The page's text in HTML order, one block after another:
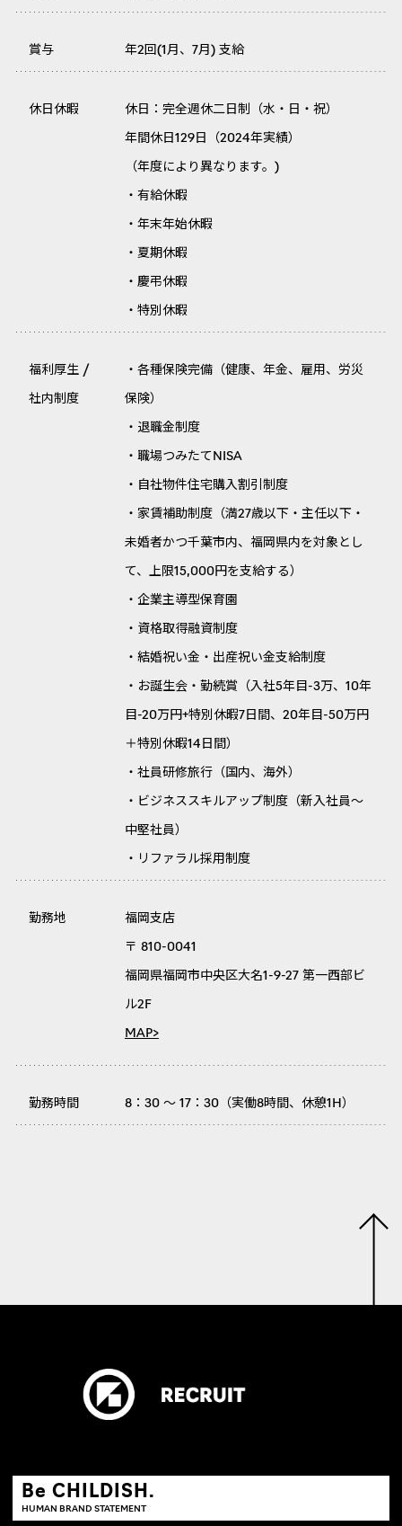
賞与 年2回(1月、7月) 支給
休日休暇 休日：完全週休二日制（水・日・祝）
年間休日129日（2024年実績）
（年度により異なります。)
・有給休暇
・年末年始休暇
・夏期休暇
・慶弔休暇
・特別休暇
福利厚生 /
社内制度
・各種保険完備（健康、年金、雇用、労災
保険）
・退職金制度
・職場つみたてNISA
・自社物件住宅購入割引制度
・家賃補助制度（満27歳以下・主任以下・
未婚者かつ千葉市内、福岡県内を対象とし
て、上限15,000円を支給する）
・企業主導型保育園
・資格取得融資制度
・結婚祝い金・出産祝い金支給制度
・お誕生会・勤続賞（入社5年目-3万、10年
目-20万円+特別休暇7日間、20年目-50万円
＋特別休暇14日間）
・社員研修旅行（国内、海外）
・ビジネススキルアップ制度（新入社員～
中堅社員）
・リファラル採用制度
勤務地 福岡支店
〒 810-0041
福岡県福岡市中央区大名1-9-27 第一西部ビ
ル2F
MAP>
勤務時間 8：30 ～ 17：30（実働8時間、休憩1H）
Be CHILDISH.
HUMAN BRAND STATEMENT